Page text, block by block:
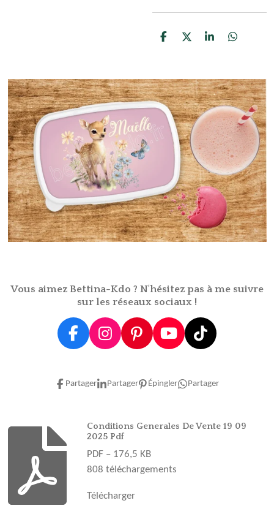
P
a
g
e
r
P
a
g
e
r
P
a
g
e
r
P
a
g
e
r
Vous aimez Bettina-Kdo ? N'hésitez pas à me suivre
sur les réseaux sociaux !
F
e
I
t
r
a
m
P
t
e
t
Y
T
e
T
T
Partager Partager Épingler Partager
Conditions Generales De Vente 19 09
2025 Pdf
PDF – 176,5 KB
808 téléchargements
Télécharger